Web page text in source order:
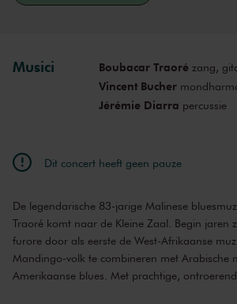
Musici Boubacar Traorézang,
Vincent Bucher
Jérémie Diarra percussie
Dit concert heeft geen pauze
De legendarische 83-jarige Malinese
Traoré komt naar de Kleine Zaal. Begin jaren
furore door als eerste de West-Afrikaanse
Mandingo-volk te combineren met Arabische
Amerikaanse blues. Met prachtige,